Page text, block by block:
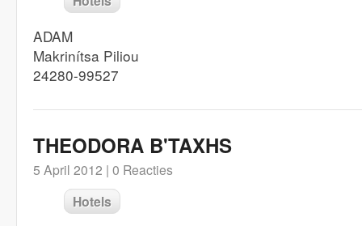
ADAM
Makrinítsa Piliou
24280-99527
THEODORA B'TAXHS
5 April 2012 | 0 Reacties
Hotels